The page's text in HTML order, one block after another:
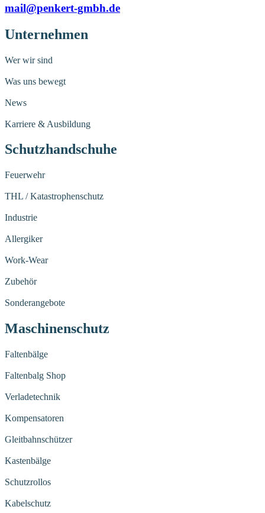
mail@penkert-gmbh.de
Unternehmen
Wer wir sind
Was uns bewegt
News
Karriere & Ausbildung
Schutzhandschuhe
Feuerwehr
THL / Katastrophenschutz
Industrie
Allergiker
Work-Wear
Zubehör
Sonderangebote
Maschinenschutz
Faltenbälge
Faltenbalg Shop
Verladetechnik
Kompensatoren
Gleitbahnschützer
Kastenbälge
Schutzrollos
Kabelschutz